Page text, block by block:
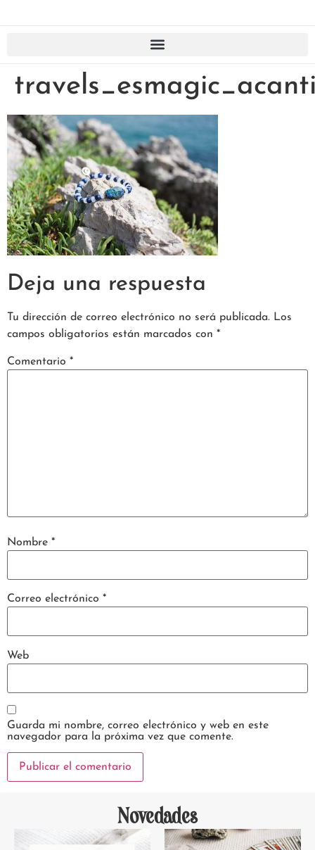
Deja una respuesta
Tu dirección de correo electrónico no será publicada. Los
campos obligatorios están marcados con *
Comentario *
Nombre *
Correo electrónico *
Web
Guarda mi nombre, correo electrónico y web en este
navegador para la próxima vez que comente.
Novedades